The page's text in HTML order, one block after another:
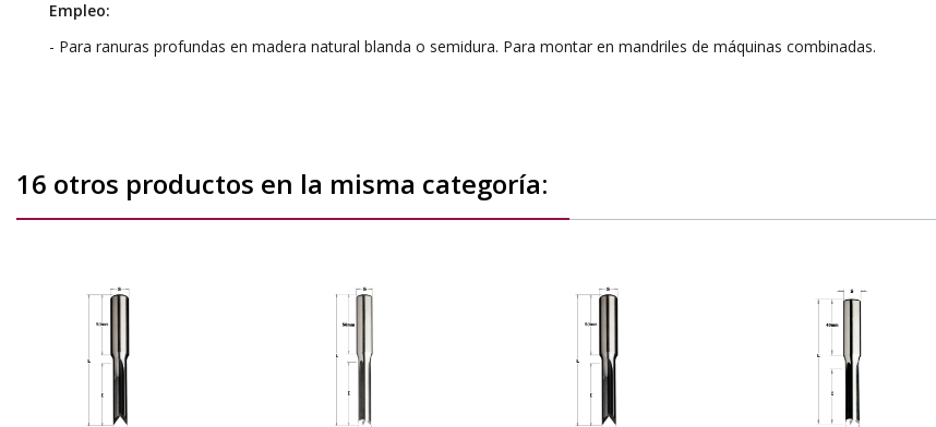
Empleo:
- Para ranuras profundas en madera natural blanda o semidura. Para montar en mandriles de máquinas combinadas.
16 otros productos en la misma categoría: